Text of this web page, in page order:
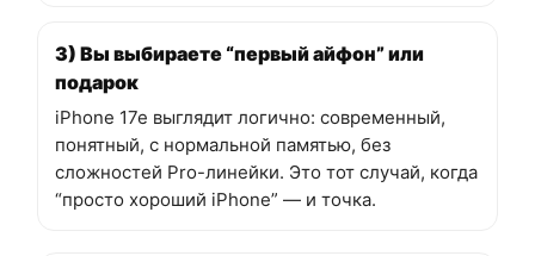
3) Вы выбираете “первый айфон” или
подарок
iPhone 17e выглядит логично: современный,
понятный, с нормальной памятью, без
сложностей Pro-линейки. Это тот случай, когда
“просто хороший iPhone” — и точка.